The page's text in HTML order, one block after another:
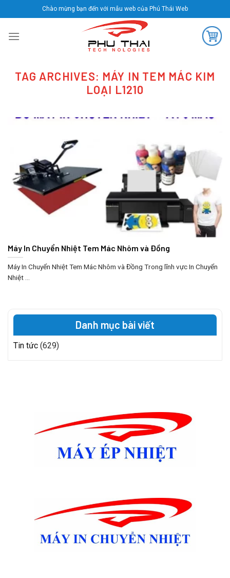
to
content
Chào mừng bạn đến với mẫu web của Phú Thái Web
TAG ARCHIVES: MÁY IN TEM MÁC KIM
LOẠI L1210
Danh mục bài viết
Tin tức (629)
Máy In Chuyển Nhiệt Tem Mác Nhôm và Đồng
Máy In Chuyển Nhiệt Tem Mác Nhôm và Đồng Trong lĩnh vực In Chuyển
Nhiệt ...